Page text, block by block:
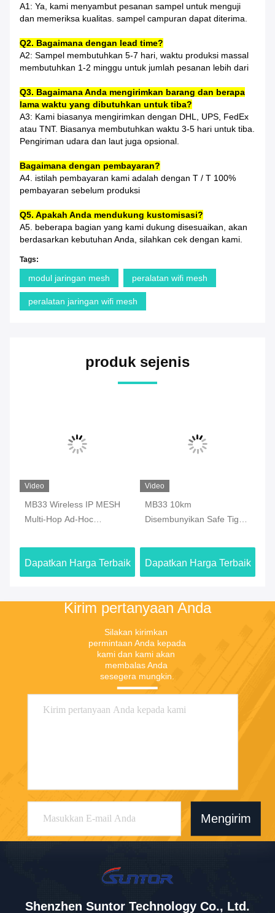
A1: Ya, kami menyambut pesanan sampel untuk menguji
dan memeriksa kualitas. sampel campuran dapat diterima.
Q2. Bagaimana dengan lead time?
A2: Sampel membutuhkan 5-7 hari, waktu produksi massal
membutuhkan 1-2 minggu untuk jumlah pesanan lebih dari
Q3. Bagaimana Anda mengirimkan barang dan berapa
lama waktu yang dibutuhkan untuk tiba?
A3: Kami biasanya mengirimkan dengan DHL, UPS, FedEx
atau TNT. Biasanya membutuhkan waktu 3-5 hari untuk tiba.
Pengiriman udara dan laut juga opsional.
Bagaimana dengan pembayaran?
A4. istilah pembayaran kami adalah dengan T / T 100%
pembayaran sebelum produksi
Q5. Apakah Anda mendukung kustomisasi?
A5. beberapa bagian yang kami dukung disesuaikan, akan
berdasarkan kebutuhan Anda, silahkan cek dengan kami.
Tags:
modul jaringan mesh peralatan wifi mesh
peralatan jaringan wifi mesh
produk sejenis
Video
MB33 Wireless IP MESH
Multi-Hop Ad-Hoc
GPS/Wifi/4G
Dapatkan Harga Terbaik
Video
MB33 10km
Disembunyikan Safe Tight
Wireless Video Audio
Transmitter dengan
Baterai
Dapatkan Harga Terbaik
Kirim pertanyaan Anda
Silakan kirimkan
permintaan Anda kepada
kami dan kami akan
membalas Anda
sesegera mungkin.
Mengirim
Shenzhen Suntor Technology Co., Ltd.